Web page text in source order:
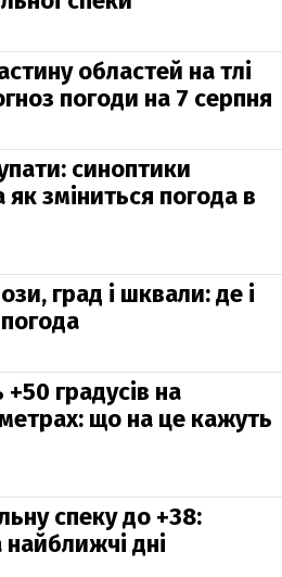
областей на тлі
погоди на 7 серпня
синоптики
як зміниться погода в
град і шквали: де і
градусів на
що на це кажуть
спеку до +38:
дні